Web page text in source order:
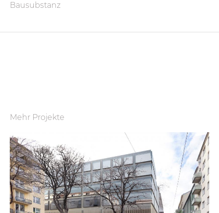
Bausubstanz
Mehr Projekte